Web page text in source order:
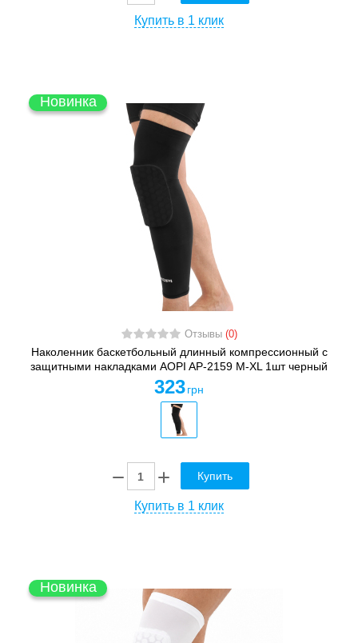
Купить в 1 клик
Новинка
Отзывы (0)
Наколенник баскетбольный длинный компрессионный с
защитными накладками AOPI AP-2159 M-XL 1шт черный
323 грн
Купить
Купить в 1 клик
Новинка